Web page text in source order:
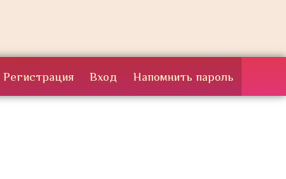
Регистрация Вход Напомнить пароль